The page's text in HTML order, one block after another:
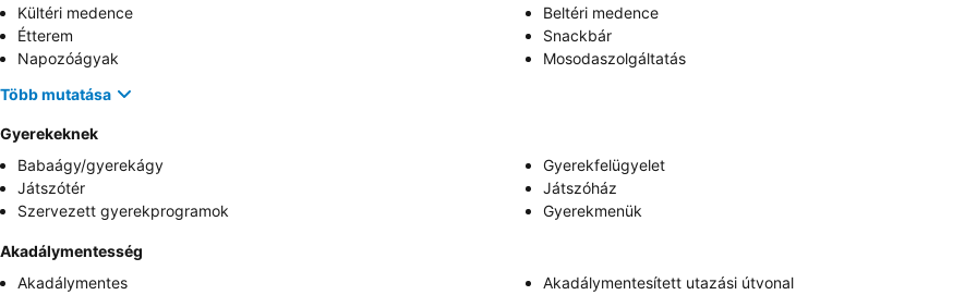
Kültéri medence
Beltéri medence
Étterem
Snackbár
Napozóágyak
Mosodaszolgáltatás
Több mutatása
Gyerekeknek
Babaágy/gyerekágy
Gyerekfelügyelet
Játszótér
Játszóház
Szervezett gyerekprogramok
Gyerekmenük
Akadálymentesség
Akadálymentes
Akadálymentesített utazási útvonal